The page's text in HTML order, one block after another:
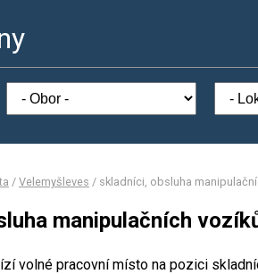
/ Velemyšleves / skladníci, obsluha
manipulačních
volné pracovní místo na pozici